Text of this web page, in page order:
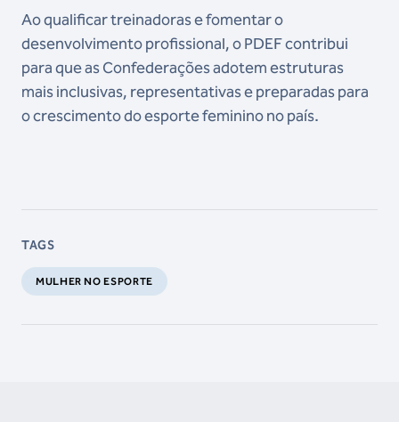
Ao qualificar treinadoras e fomentar o
desenvolvimento profissional, o PDEF contribui
para que as Confederações adotem estruturas
mais inclusivas, representativas e preparadas para
o crescimento do esporte feminino no país.
TAGS
MULHER NO ESPORTE